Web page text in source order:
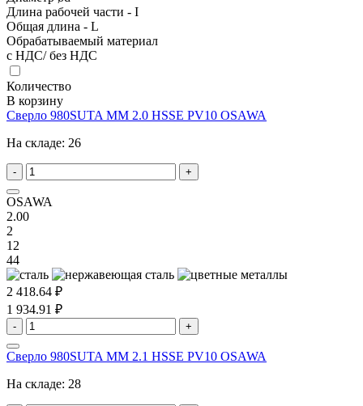
Длина рабочей части - I
Общая длина - L
Обрабатываемый материал
с НДС/ без НДС
Количество
В корзину
Сверло 980SUTA MM 2.0 HSSE PV10 OSAWA
На складе: 26
- +
OSAWA
2.00
2
12
44
2 418.64 ₽
1 934.91 ₽
- +
Сверло 980SUTA MM 2.1 HSSE PV10 OSAWA
На складе: 28